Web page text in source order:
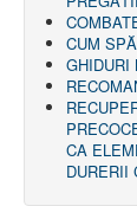
CUM
GHIDURI
CA
DURERII